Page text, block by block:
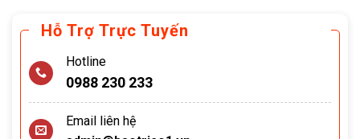
Hỗ Trợ Trực Tuyến
Hotline
0988 230 233
Email liên hệ